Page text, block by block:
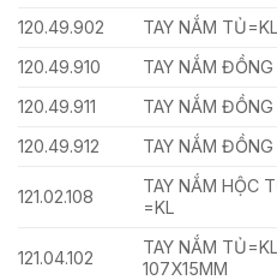
120.49.902 TAY NẮM
120.49.910
TAY NẮM
120.49.911
TAY NẮM
120.49.912
TAY NẮM
121.02.108
TAY NẮM HỘC
=KL
121.04.102
TAY NẮM
107X15MM